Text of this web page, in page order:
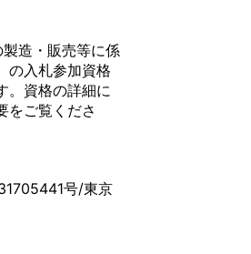
造・販売等に係
の入札参加資格
。資格の詳細に
をご覧くださ
号/東京